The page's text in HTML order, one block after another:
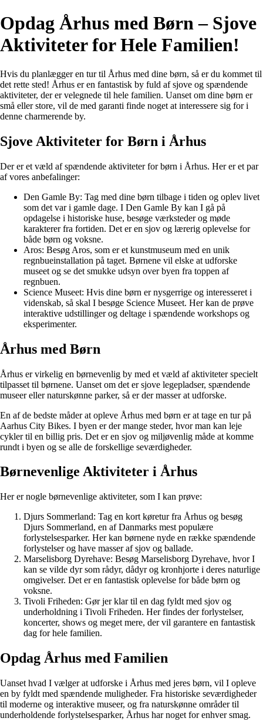
Opdag Århus med Børn – Sjove
Aktiviteter for Hele Familien!
Hvis du planlægger en tur til Århus med dine børn, så er du kommet til
det rette sted! Århus er en fantastisk by fuld af sjove og spændende
aktiviteter, der er velegnede til hele familien. Uanset om dine børn er
små eller store, vil de med garanti finde noget at interessere sig for i
denne charmerende by.
Sjove Aktiviteter for Børn i Århus
Der er et væld af spændende aktiviteter for børn i Århus. Her er et par
af vores anbefalinger:
Den Gamle By: Tag med dine børn tilbage i tiden og oplev livet
som det var i gamle dage. I Den Gamle By kan I gå på
opdagelse i historiske huse, besøge værksteder og møde
karakterer fra fortiden. Det er en sjov og lærerig oplevelse for
både børn og voksne.
Aros: Besøg Aros, som er et kunstmuseum med en unik
regnbueinstallation på taget. Børnene vil elske at udforske
museet og se det smukke udsyn over byen fra toppen af
regnbuen.
Science Museet: Hvis dine børn er nysgerrige og interesseret i
videnskab, så skal I besøge Science Museet. Her kan de prøve
interaktive udstillinger og deltage i spændende workshops og
eksperimenter.
Århus med Børn
Århus er virkelig en børnevenlig by med et væld af aktiviteter specielt
tilpasset til børnene. Uanset om det er sjove legepladser, spændende
museer eller naturskønne parker, så er der masser at udforske.
En af de bedste måder at opleve Århus med børn er at tage en tur på
Aarhus City Bikes. I byen er der mange steder, hvor man kan leje
cykler til en billig pris. Det er en sjov og miljøvenlig måde at komme
rundt i byen og se alle de forskellige seværdigheder.
Børnevenlige Aktiviteter i Århus
Her er nogle børnevenlige aktiviteter, som I kan prøve:
Djurs Sommerland: Tag en kort køretur fra Århus og besøg
Djurs Sommerland, en af Danmarks mest populære
forlystelsesparker. Her kan børnene nyde en række spændende
forlystelser og have masser af sjov og ballade.
Marselisborg Dyrehave: Besøg Marselisborg Dyrehave, hvor I
kan se vilde dyr som rådyr, dådyr og kronhjorte i deres naturlige
omgivelser. Det er en fantastisk oplevelse for både børn og
voksne.
Tivoli Friheden: Gør jer klar til en dag fyldt med sjov og
underholdning i Tivoli Friheden. Her findes der forlystelser,
koncerter, shows og meget mere, der vil garantere en fantastisk
dag for hele familien.
Opdag Århus med Familien
Uanset hvad I vælger at udforske i Århus med jeres børn, vil I opleve
en by fyldt med spændende muligheder. Fra historiske seværdigheder
til moderne og interaktive museer, og fra naturskønne områder til
underholdende forlystelsesparker, Århus har noget for enhver smag.